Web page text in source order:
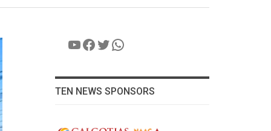
YouTube
Facebook
Twitter
WhatsApp
TEN NEWS SPONSORS